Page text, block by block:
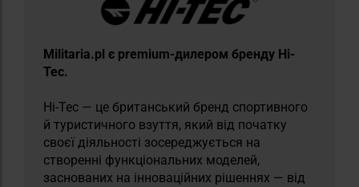
Militaria.pl є premium-дилером бренду Hi-
Tec.
Hi-Tec — це британський бренд спортивного
й туристичного взуття, який від початку
своєї діяльності зосереджується на
створенні функціональних моделей,
заснованих на інноваційних рішеннях — від